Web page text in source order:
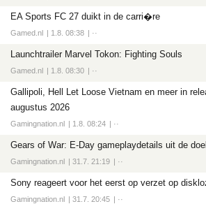
EA Sports FC 27 duikt in de carri�re
Gamed.nl 1.8. 08:38 ··
Launchtrailer Marvel Tokon: Fighting Souls
Gamed.nl 1.8. 08:30 ··
Gallipoli, Hell Let Loose Vietnam en meer in
augustus 2026
Gamingnation.nl 1.8. 08:24 ··
Gears of War: E-Day gameplaydetails uit de
Gamingnation.nl 31.7. 21:19 ··
Sony reageert voor het eerst op verzet op
Gamingnation.nl 31.7. 20:45 ··